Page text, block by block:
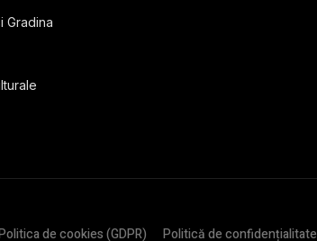
Gradina
de cookies (GDPR) Politică de confidențialitate